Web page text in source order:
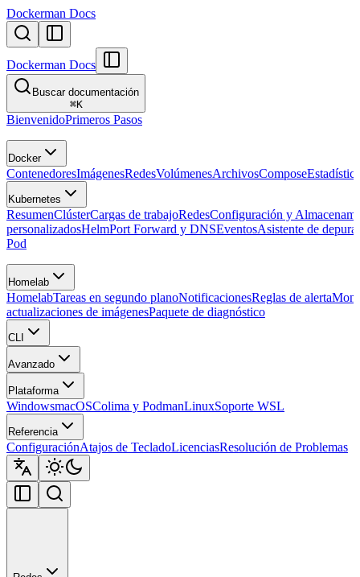
Dockerman Docs
Dockerman Docs
Buscar documentación
⌘K
BienvenidoPrimeros Pasos
Docker
ContenedoresImágenesRedesVolúmenesArchivosCompose
Kubernetes
ResumenClústerCargas de trabajoRedesConfiguración y
personalizadosHelmPort Forward y DNSEventosAsistente de
Pod
Homelab
HomelabTareas en segundo planoNotificacionesReglas de alerta
actualizaciones de imágenesPaquete de diagnóstico
CLI
Avanzado
Plataforma
WindowsmacOSColima y PodmanLinuxSoporte WSL
Referencia
ConfiguraciónAtajos de TecladoLicenciasResolución de Problemas